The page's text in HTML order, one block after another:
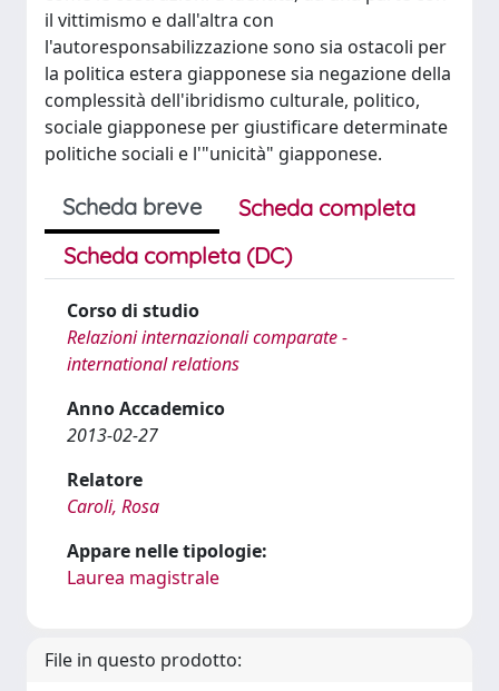
il vittimismo e dall'altra con
l'autoresponsabilizzazione sono sia ostacoli per
la politica estera giapponese sia negazione della
complessità dell'ibridismo culturale, politico,
sociale giapponese per giustificare determinate
politiche sociali e l'"unicità" giapponese.
Scheda breve
Scheda completa
Scheda completa (DC)
Corso di studio
Relazioni internazionali comparate -
international relations
Anno Accademico
2013-02-27
Relatore
Caroli, Rosa
Appare nelle tipologie:
Laurea magistrale
File in questo prodotto: